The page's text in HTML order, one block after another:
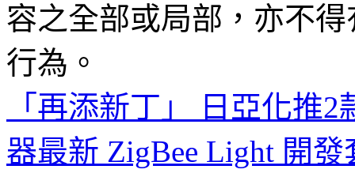
容之全部或局部，亦不
行為。
「再添新丁」 日亞化推
器最新 ZigBee Light 開